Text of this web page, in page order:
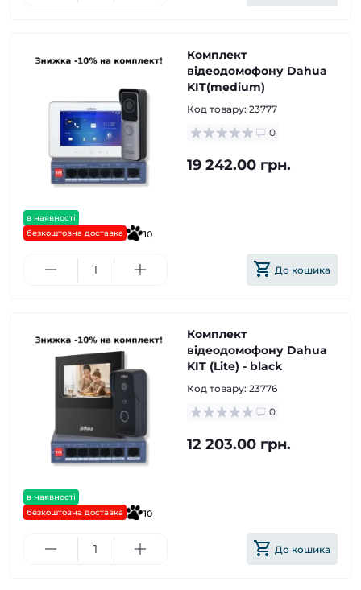
в наявності
безкоштовна доставка
10
Комплект
відеодомофону Dahua
KIT(medium)
Код товару: 23777
0
19 242.00 грн.
До кошика
в наявності
безкоштовна доставка
10
Комплект
відеодомофону Dahua
KIT (Lite) - black
Код товару: 23776
0
12 203.00 грн.
До кошика